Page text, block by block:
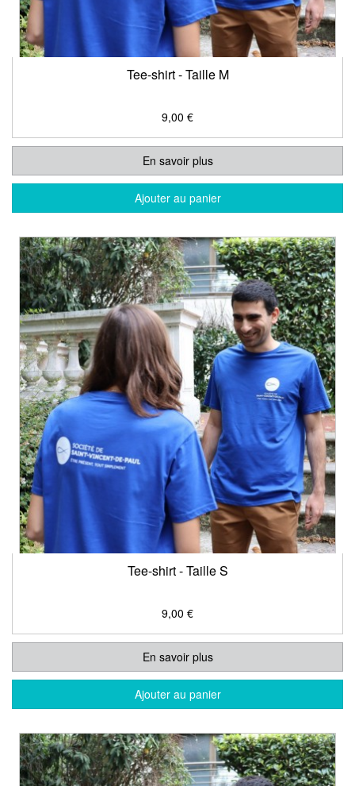
Tee-shirt - Taille M
9,00 €
En savoir plus
Ajouter au panier
Tee-shirt - Taille S
9,00 €
En savoir plus
Ajouter au panier